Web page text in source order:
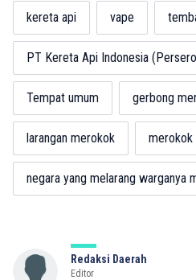
kereta api vape
PT Kereta Api Indonesia
Tempat umum gerbong
larangan merokok merokok
negara yang melarang warganya
Redaksi Daerah
Editor